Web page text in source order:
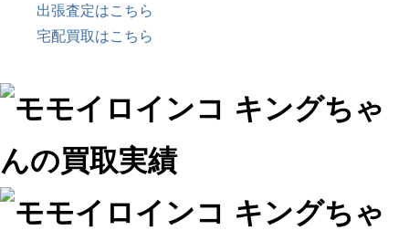
出張査定はこちら
宅配買取はこちら